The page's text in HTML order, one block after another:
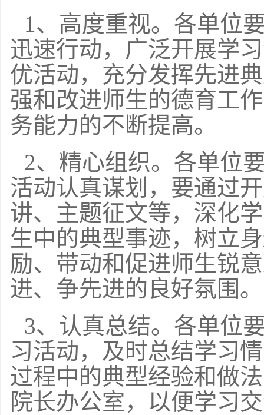
1、高度重视。各单位
迅速行动，广泛开展学
优活动，充分发挥先进
强和改进师生的德育工
务能力的不断提高。
2、精心组织。各单位
活动认真谋划，要通过
讲、主题征文等，深化
生中的典型事迹，树立
励、带动和促进师生锐
进、争先进的良好氛围。
3、认真总结。各单位
习活动，及时总结学习
过程中的典型经验和做
院长办公室，以便学习